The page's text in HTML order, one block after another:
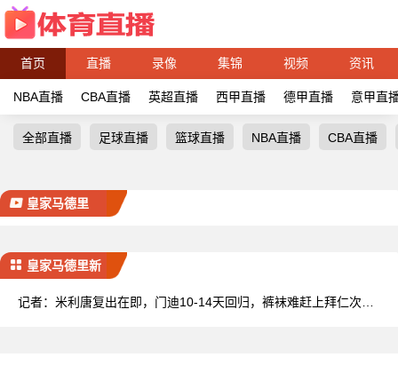
首页 直播 录像 集锦 视频 资讯
NBA直播 CBA直播 英超直播 西甲直播 德甲直播 意甲直
全部直播 足球直播 篮球直播 NBA直播 CBA直播
皇家马德里
皇家马德里新
记者：米利唐复出在即，门迪10-14天回归，裤袜难赶上拜仁次回